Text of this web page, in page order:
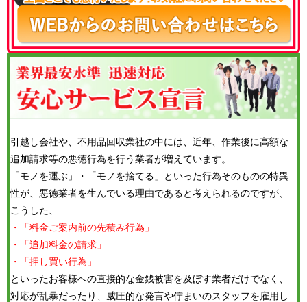
引越し会社や、不用品回収業社の中には、近年、作業後に高額な
追加請求等の悪徳行為を行う業者が増えています。
「モノを運ぶ」・「モノを捨てる」といった行為そのものの特異
性が、悪徳業者を生んでいる理由であると考えられるのですが、
こうした、
・「料金ご案内前の先積み行為」
・「追加料金の請求」
・「押し買い行為」
といったお客様への直接的な金銭被害を及ぼす業者だけでなく、
対応が乱暴だったり、威圧的な発言や佇まいのスタッフを雇用し